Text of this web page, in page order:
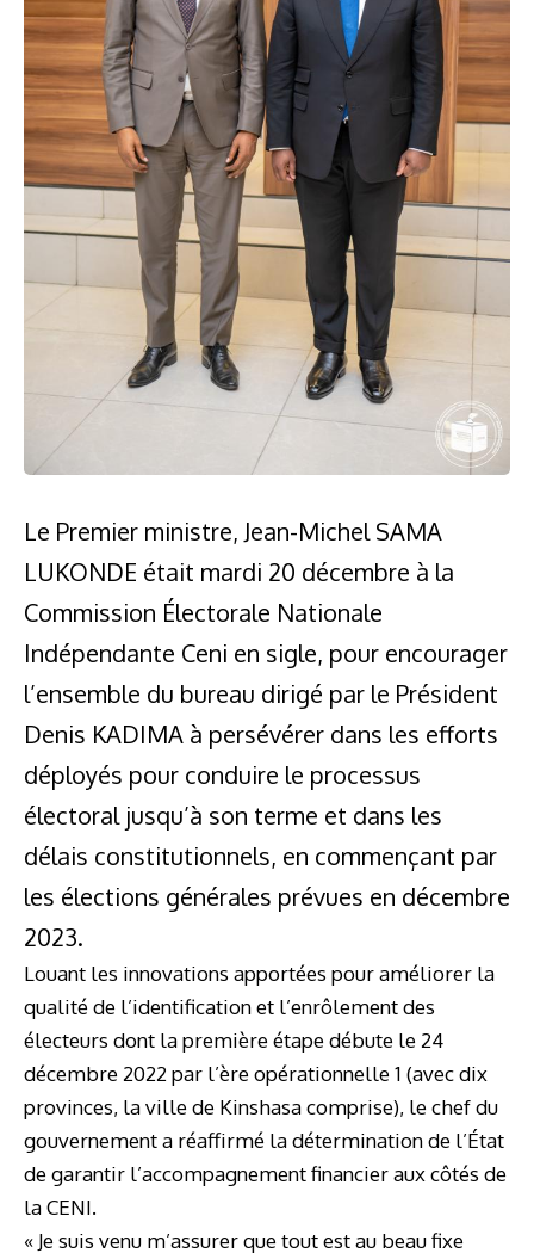
Le Premier ministre, Jean-Michel SAMA
LUKONDE était mardi 20 décembre à la
Commission Électorale Nationale
Indépendante Ceni en sigle, pour encourager
l’ensemble du bureau dirigé par le Président
Denis KADIMA à persévérer dans les efforts
déployés pour conduire le processus
électoral jusqu’à son terme et dans les
délais constitutionnels, en commençant par
les élections générales prévues en décembre
2023.
Louant les innovations apportées pour améliorer la
qualité de l’identification et l’enrôlement des
électeurs dont la première étape débute le 24
décembre 2022 par l’ère opérationnelle 1 (avec dix
provinces, la ville de Kinshasa comprise), le chef du
gouvernement a réaffirmé la détermination de l’État
de garantir l’accompagnement financier aux côtés de
la CENI.
« Je suis venu m’assurer que tout est au beau fixe